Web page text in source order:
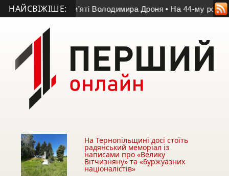
НАЙСВІЖІШЕ:
у матчі пам’яті Володимира Дроня • На 44-му році життя
На Тернопільщині досі стоїть
радянський меморіал із
написами про «Велику
Вітчизняну» та «буржуазних
націоналістів»